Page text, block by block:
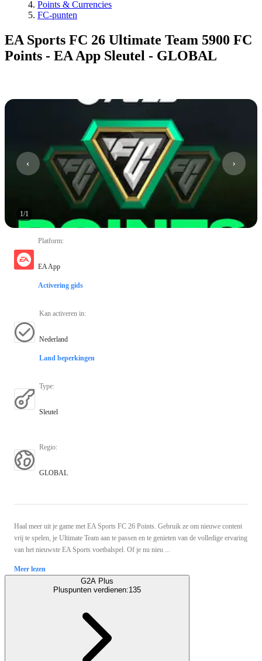
Points & Currencies
FC-punten
EA Sports FC 26 Ultimate Team 5900 FC
Points - EA App Sleutel - GLOBAL
1/1
Platform:
EA App
Activering gids
Kan activeren in:
Nederland
Land beperkingen
Type:
Sleutel
Regio:
GLOBAL
Haal meer uit je game met EA Sports FC 26 Points. Gebruik ze om nieuwe content
vrij te spelen, je Ultimate Team aan te passen en te genieten van de volledige ervaring
van het nieuwste EA Sports voetbalspel. Of je nu nieu ...
Meer lezen
G2A Plus
Pluspunten verdienen:135